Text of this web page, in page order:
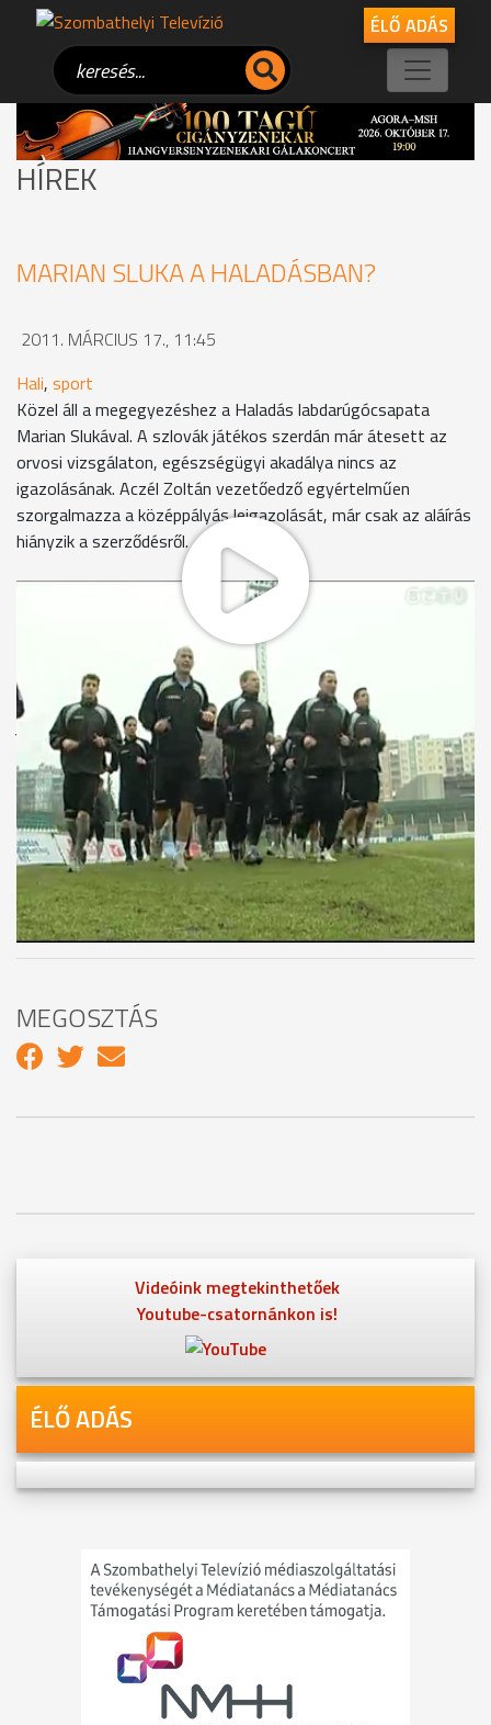
ÉLŐ ADÁS
HÍREK
MARIAN SLUKA A HALADÁSBAN?
2011. MÁRCIUS 17., 11:45
Hali, sport
Közel áll a megegyezéshez a Haladás labdarúgócsapata
Marian Slukával. A szlovák játékos szerdán már átesett az
orvosi vizsgálaton, egészségügyi akadálya nincs az
igazolásának. Aczél Zoltán vezetőedző egyértelműen
szorgalmazza a középpályás leigazolását, már csak az aláírás
hiányzik a szerződésről.
Csütörtök délelőtt csak egy átmozgató edzés szerepelt a
szombati, paksi vendégjátékra készülő Haladás focisták
programjában. A zöld-fehér labdarúgók Aczél Zoltán vigyázó
szemei előtt rótták a köröket a Rohonci úti stadionban. A
játékosok között ott volt Marian Sluka is, aki kedd óta
együtt készül a Perint-partiakkal. A csapat pénteken kora
délután indul Paksra, ám az biztosra vehető, hogy Marian
Sluka nem lép pályára az atomvárosi gárda ellen. Ugyanis a
szerződtetésével kapcsolatos adminisztrációs munka jóval
több időt igényel, mint amennyi a bajnoki találkozóig
rendelkezésre áll.
MEGOSZTÁS
Videóink megtekinthetőek
Youtube-csatornánkon is!
ÉLŐ ADÁS